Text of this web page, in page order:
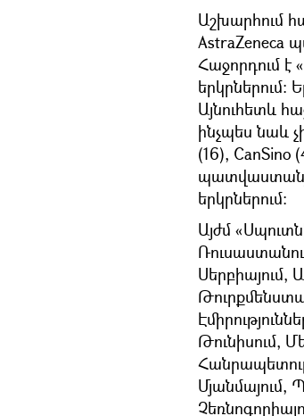
Աշխարհում
AstraZeneca
Հաջորդում է
երկրներում։
Այնուհետև
ինչպես նաև
(16), CanSino
երկրներում:
Այժմ
Սերբիայում,
Թունիսում,
Մյանմայում,